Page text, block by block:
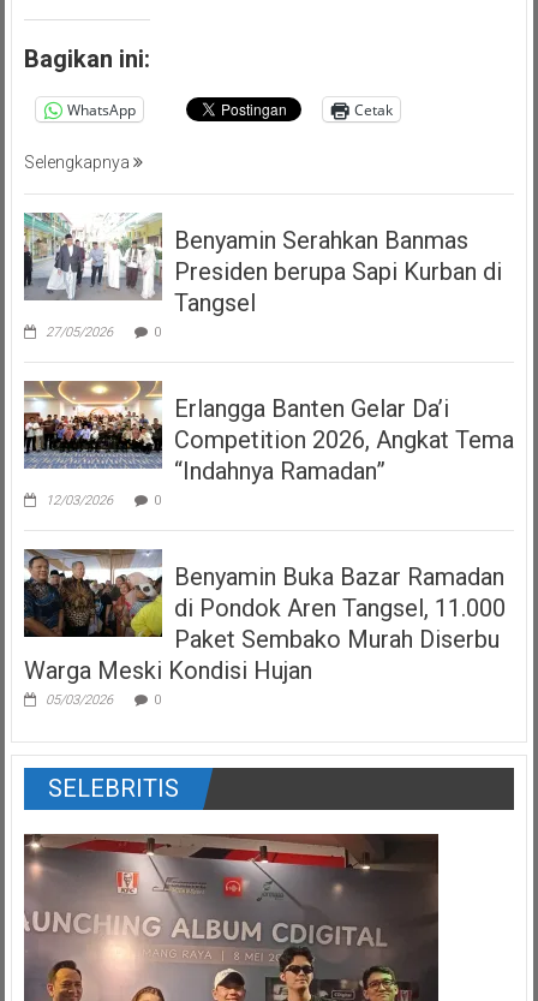
Bagikan ini:
WhatsApp Cetak
Selengkapnya
Benyamin Serahkan Banmas
Presiden berupa Sapi Kurban di
Tangsel
27/05/2026 0
Erlangga Banten Gelar Da’i
Competition 2026, Angkat Tema
“Indahnya Ramadan”
12/03/2026 0
Benyamin Buka Bazar Ramadan
di Pondok Aren Tangsel, 11.000
Paket Sembako Murah Diserbu
Warga Meski Kondisi Hujan
05/03/2026 0
SELEBRITIS